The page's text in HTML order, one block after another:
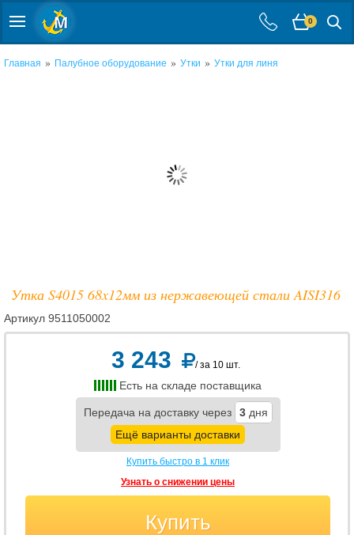
0
Главная » Палубное оборудование » Утки » Утки для линя
Утка S4015 68x12мм из нержавеющей стали AISI316
Артикул 9511050002
3 243 / за 10 шт.
Есть на складе поставщика
Передача на доставку через 3 дня
Ещё варианты доставки
Купить быстро в 1 клик
Узнать о снижении цены
Купить